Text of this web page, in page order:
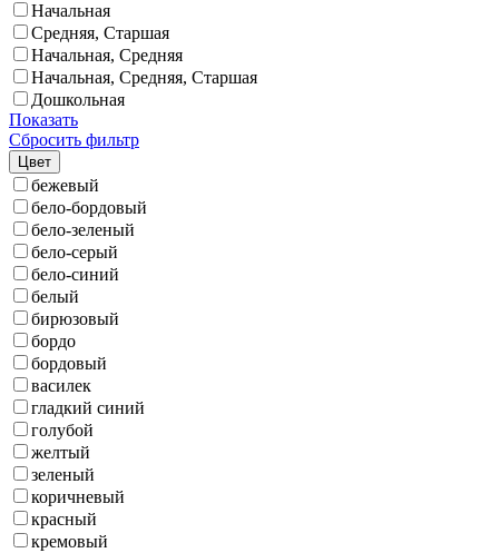
Начальная
Средняя, Старшая
Начальная, Средняя
Начальная, Средняя, Старшая
Дошкольная
Показать
Сбросить фильтр
Цвет
бежевый
бело-бордовый
бело-зеленый
бело-серый
бело-синий
белый
бирюзовый
бордо
бордовый
василек
гладкий синий
голубой
желтый
зеленый
коричневый
красный
кремовый